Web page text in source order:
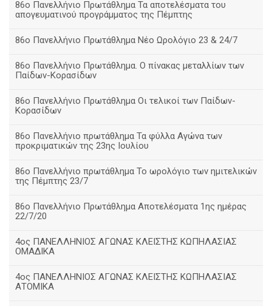
86ο Πανελλήνιο Πρωτάθλημα Τα αποτελέσματα του
απογευματινού προγράμματος της Πέμπτης
86ο Πανελλήνιο Πρωτάθλημα Νέο Ωρολόγιο 23 & 24/7
86ο Πανελλήνιο Πρωτάθλημα. Ο πίνακας μεταλλίων των
Παίδων-Κορασίδων
86ο Πανελλήνιο Πρωτάθλημα Οι τελικοί των Παίδων-
Κορασίδων
86ο Πανελλήνιο πρωτάθλημα Τα φύλλα Αγώνα των
προκριματικών της 23ης Ιουλίου
86ο Πανελλήνιο πρωτάθλημα Το ωρολόγιο των ημιτελικών
της Πέμπτης 23/7
86ο Πανελλήνιο Πρωτάθλημα Αποτελέσματα 1ης ημέρας
22/7/20
4ος ΠΑΝΕΛΛΗΝΙΟΣ ΑΓΩΝΑΣ ΚΛΕΙΣΤΗΣ ΚΩΠΗΛΑΣΙΑΣ
ΟΜΑΔΙΚΑ
4ος ΠΑΝΕΛΛΗΝΙΟΣ ΑΓΩΝΑΣ ΚΛΕΙΣΤΗΣ ΚΩΠΗΛΑΣΙΑΣ
ΑΤΟΜΙΚΑ